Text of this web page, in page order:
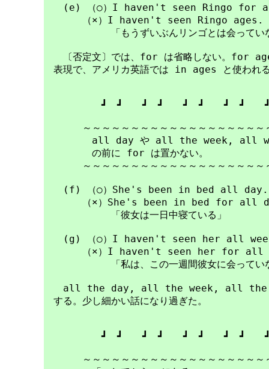
(e) （○）I haven't seen Ringo for
（×）I haven't seen Ringo ages.
「もうずいぶんリンゴとは会ってい
〔否定文〕では、for は省略しない。for
表現で、アメリカ英語では in ages と使われ
┛　┛　　┛　┛　　┛　┛　　┛　┛　　┛
～～～～～～～～～～～～～～～～～～～
all day や all the week, all
の前に for は置かない。
～～～～～～～～～～～～～～～～～～～
(f) （○）She's been in bed all day.　
（×）She's been in bed for all
「彼女は一日中寝ている」
(g) （○）I haven't seen her all
（×）I haven't seen her for all
「私は、この一週間彼女に会ってい
all the day, all the week, all the
する。少し細かい話になり過ぎた。
┛　┛　　┛　┛　　┛　┛　　┛　┛　　┛
～～～～～～～～～～～～～～～～～～～